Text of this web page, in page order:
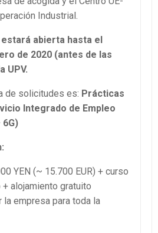
Industrial.
abierta hasta el
de 2020 (antes de las
UPV.
de solicitudes es: Prácticas
Integrado de Empleo
6G)
YEN (~ 15.700 EUR) + curso
alojamiento gratuito
empresa para toda la